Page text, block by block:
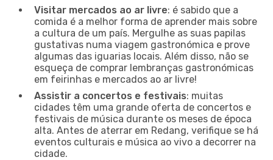
Visitar mercados ao ar livre: é sabido que a
comida é a melhor forma de aprender mais sobre
a cultura de um país. Mergulhe as suas papilas
gustativas numa viagem gastronómica e prove
algumas das iguarias locais. Além disso, não se
esqueça de comprar lembranças gastronómicas
em feirinhas e mercados ao ar livre!
Assistir a concertos e festivais: muitas
cidades têm uma grande oferta de concertos e
festivais de música durante os meses de época
alta. Antes de aterrar em Redang, verifique se há
eventos culturais e música ao vivo a decorrer na
cidade.